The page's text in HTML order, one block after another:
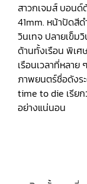
สาวกเจมส์ บอนด์
41mm. หน้าปัดสี
วินเทจ ปลายเข็ม
ด้านทั้งเรือน พิเ
เรือนเวลาที่หลา
ภาพยนตร์ชื่อดังร
time to die เรีย
อย่างแน่นอน